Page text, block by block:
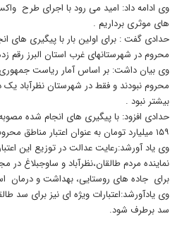
وی ادامه داد: امید می رود با اجرای طرح
های موثری برداریم .
حدادی گفت : برای اولین بار با پیگیری های
محروم در شهرستانهای غرب استان البرز رقم
وی بیان داشت: بر اساس آمار ریاست
بیشتر نبود .
حدادی افزود: با پیگیری های انجام شده
۱۵۹ میلیارد تومان به عنوان اعتبار مناطق محروم بگیریم.
وی یاد آورشد:رعایت عدالت در توزیع این
نماینده مردم طالقان،نظرآباد و ساوجبلاغ
برای جاده های روستایی، بهداشت و درمان
وی یادآورشد:اعتبارات ویژه ای نیز برای سد
سد برطرف شود.